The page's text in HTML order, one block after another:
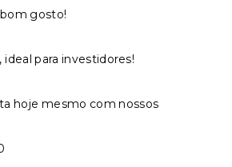
gosto!
para investidores!
hoje mesmo com nossos